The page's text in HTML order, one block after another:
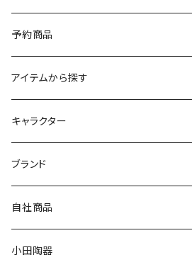
予約商品
アイテムから探す
九谷焼
マグ＆カップ
プレート
ボウル
キャラクター
ムーミン
80th記念アイテム
リトルミイの日記念アイテム
MOOMIN ANIMATION
スヌーピー
ブランド
LA AMYS(エミーズ)
LISA LARSON(リサラーソン)
自社商品
ねこ企画
小田陶器